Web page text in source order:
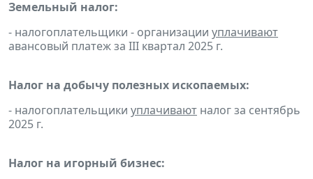
Земельный налог:
- налогоплательщики - организации уплачивают
авансовый платеж за III квартал 2025 г.
Налог на добычу полезных ископаемых:
- налогоплательщики уплачивают налог за сентябрь
2025 г.
Налог на игорный бизнес: